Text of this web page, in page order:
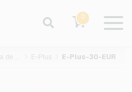
0
Recarga de celular E-Plus E-Plus-30-EUR